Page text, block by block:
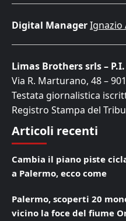
Digital ManagerIgnazio
Limas Brothers srls – P.I.
Via R. Marturano, 48 –
Testata giornalistica
Registro Stampa del
Articoli recenti
Cambia il piano piste
a Palermo, ecco come
Palermo, scoperti 20
vicino la foce del fiume